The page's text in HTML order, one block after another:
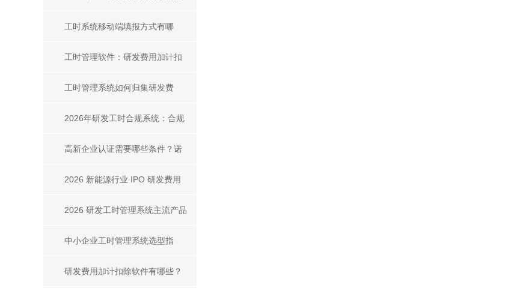
荐：主流产品对比与选型指南
工时系统移动端填报方式有哪
些？
工时管理软件：研发费用加计扣
除合规与精准核算利器
工时管理系统如何归集研发费
用？步骤、对比与合规方案
2026年研发工时合规系统：合规
要点、选型对比
高新企业认证需要哪些条件？诺
明TTA的核心支撑作用
2026 新能源行业 IPO 研发费用
管理主流软件全解析
2026 研发工时管理系统主流产品
有哪些？推荐几款研发工时管理
系统
中小企业工时管理系统选型指
南：诺明TTA凭什么成为首选？
研发费用加计扣除软件有哪些？